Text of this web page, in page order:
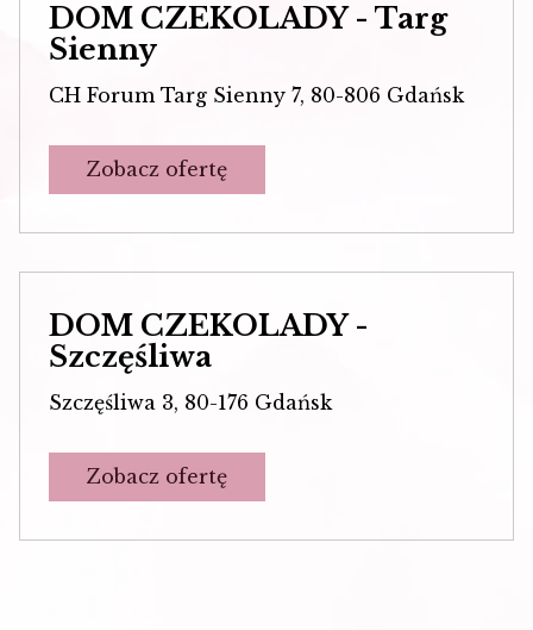
DOM CZEKOLADY - Targ
Sienny
CH Forum Targ Sienny 7, 80-806 Gdańsk
Zobacz ofertę
DOM CZEKOLADY -
Szczęśliwa
Szczęśliwa 3, 80-176 Gdańsk
Zobacz ofertę